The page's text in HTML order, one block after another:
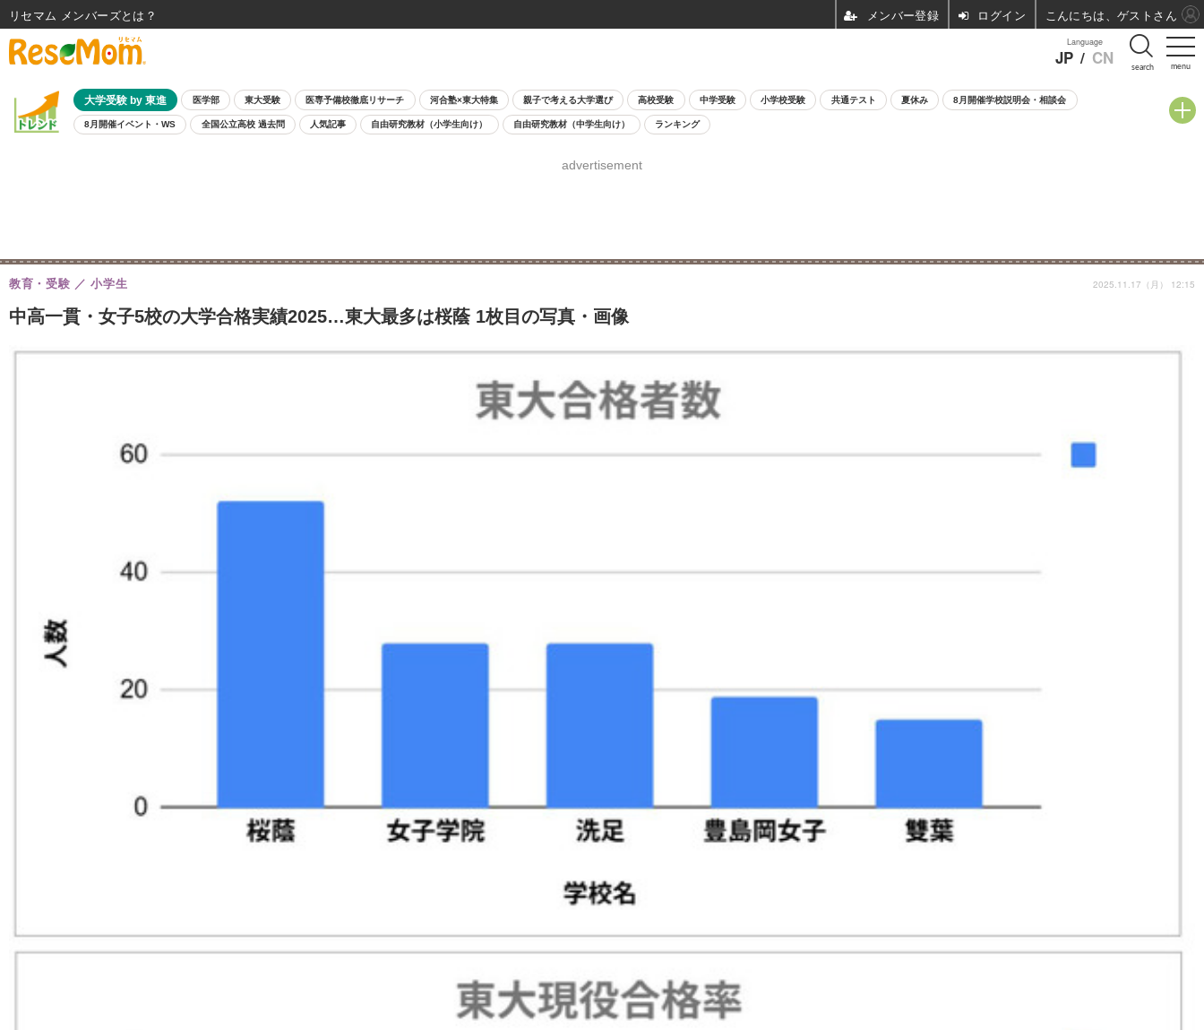
menu
Language
JP / CN search
大学受験 by 東進 医学部 東大受験 医専予備校徹底リサーチ 河合塾×東大特集 親子で考える大学選び 高校受験 中学受験 小学校受験 共通テスト 夏休み 8月開催学校説明会・相談会
8月開催イベント・WS 全国公立高校 過去問 人気記事 自由研究教材（小学生向け） 自由研究教材（中学生向け） ランキング
advertisement
中高一貫・女子5校の大学合格実績2025…東大最多は桜蔭 1枚目の写真・画像
教育・受験 小学生 2025.11.17（月） 12:15
リセマム メンバーズ ログイン こんにちは、ゲストさん